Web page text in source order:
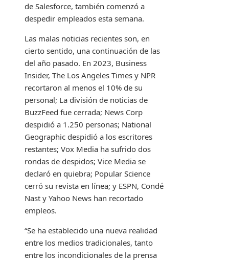
de Salesforce, también comenzó a
despedir empleados esta semana.
Las malas noticias recientes son, en
cierto sentido, una continuación de las
del año pasado. En 2023, Business
Insider, The Los Angeles Times y NPR
recortaron al menos el 10% de su
personal; La división de noticias de
BuzzFeed fue cerrada; News Corp
despidió a 1.250 personas; National
Geographic despidió a los escritores
restantes; Vox Media ha sufrido dos
rondas de despidos; Vice Media se
declaró en quiebra; Popular Science
cerró su revista en línea; y ESPN, Condé
Nast y Yahoo News han recortado
empleos.
“Se ha establecido una nueva realidad
entre los medios tradicionales, tanto
entre los incondicionales de la prensa